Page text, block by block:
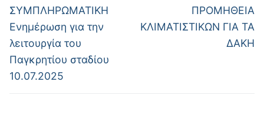
ΣΥΜΠΛΗΡΩΜΑΤΙΚΗ
Ενημέρωση για την
λειτουργία του
Παγκρητίου σταδίου
10.07.2025
ΠΡΟΜΗΘΕΙΑ
ΚΛΙΜΑΤΙΣΤΙΚΩΝ ΓΙΑ ΤΑ
ΔΑΚΗ